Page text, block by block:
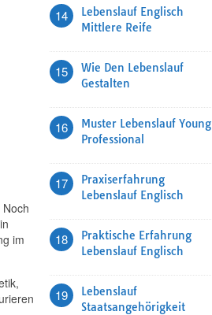
im
14
Lebenslauf Englisch
Mittlere Reife
15
Wie Den Lebenslauf
Gestalten
16
Muster Lebenslauf Young
Professional
17
Praxiserfahrung
Lebenslauf Englisch
18
Praktische Erfahrung
Lebenslauf Englisch
19
Lebenslauf
Staatsangehörigkeit